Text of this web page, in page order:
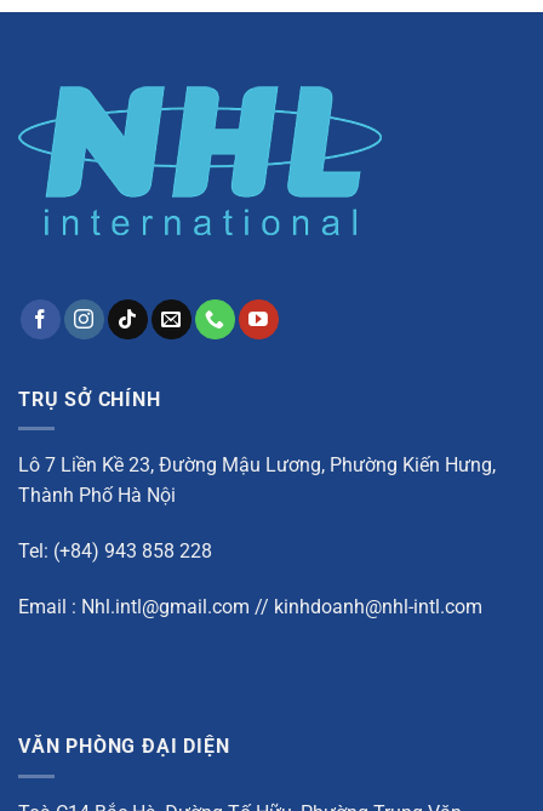
TRỤ SỞ CHÍNH
Lô 7 Liền Kề 23, Đường Mậu Lương, Phường Kiến Hưng,
Thành Phố Hà Nội
Tel: (+84) 943 858 228
Email : Nhl.intl@gmail.com // kinhdoanh@nhl-intl.com
VĂN PHÒNG ĐẠI DIỆN